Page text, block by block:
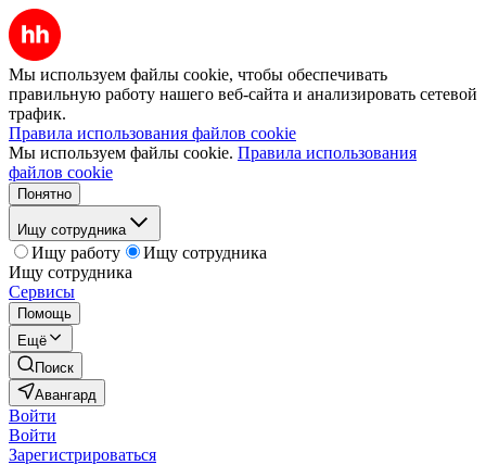
Мы используем файлы cookie, чтобы обеспечивать
правильную работу нашего веб-сайта и анализировать сетевой
трафик.
Правила использования файлов cookie
Мы используем файлы cookie. Правила использования
файлов cookie
Понятно
Ищу сотрудника
Ищу работу
Ищу сотрудника
Ищу сотрудника
Сервисы
Помощь
Ещё
Поиск
Авангард
Войти
Войти
Зарегистрироваться